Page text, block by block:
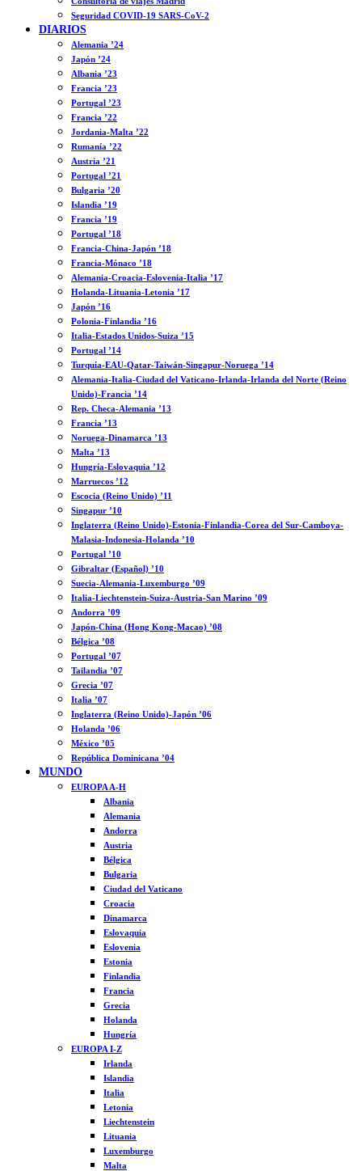
Seguridad COVID-19 SARS-CoV-2
DIARIOS
Alemania ’24
Japón ’24
Albania ’23
Francia ’23
Portugal ’23
Francia ’22
Jordania-Malta ’22
Rumanía ’22
Austria ’21
Portugal ’21
Bulgaria ’20
Islandia ’19
Francia ’19
Portugal ’18
Francia-China-Japón ’18
Francia-Mónaco ’18
Alemania-Croacia-Eslovenia-Italia ’17
Holanda-Lituania-Letonia ’17
Japón ’16
Polonia-Finlandia ’16
Italia-Estados Unidos-Suiza ’15
Portugal ’14
Turquía-EAU-Qatar-Taiwán-Singapur-Noruega ’14
Alemania-Italia-Ciudad del Vaticano-Irlanda-Irlanda del Norte (Reino
Unido)-Francia ’14
Rep. Checa-Alemania ’13
Francia ’13
Noruega-Dinamarca ’13
Malta ’13
Hungría-Eslovaquia ’12
Marruecos ’12
Escocia (Reino Unido) ’11
Singapur ’10
Inglaterra (Reino Unido)-Estonia-Finlandia-Corea del Sur-Camboya-
Malasia-Indonesia-Holanda ’10
Portugal ’10
Gibraltar (Español) ’10
Suecia-Alemania-Luxemburgo ’09
Italia-Liechtenstein-Suiza-Austria-San Marino ’09
Andorra ’09
Japón-China (Hong Kong-Macao) ’08
Bélgica ’08
Portugal ’07
Tailandia ’07
Grecia ’07
Italia ’07
Inglaterra (Reino Unido)-Japón ’06
Holanda ’06
México ’05
República Dominicana ’04
MUNDO
EUROPA A-H
Albania
Alemania
Andorra
Austria
Bélgica
Bulgaria
Ciudad del Vaticano
Croacia
Dinamarca
Eslovaquia
Eslovenia
Estonia
Finlandia
Francia
Grecia
Holanda
Hungría
EUROPA I-Z
Irlanda
Islandia
Italia
Letonia
Liechtenstein
Lituania
Luxemburgo
Malta